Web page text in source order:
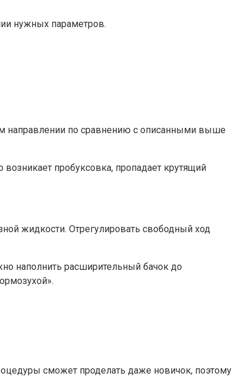
нужных параметров.
направлении по сравнению с описанными выше
пробуксовка, пропадает крутящий
жидкости. Отрегулировать свободный ход
наполнить расширительный бачок до
сможет проделать даже новичок, поэтому